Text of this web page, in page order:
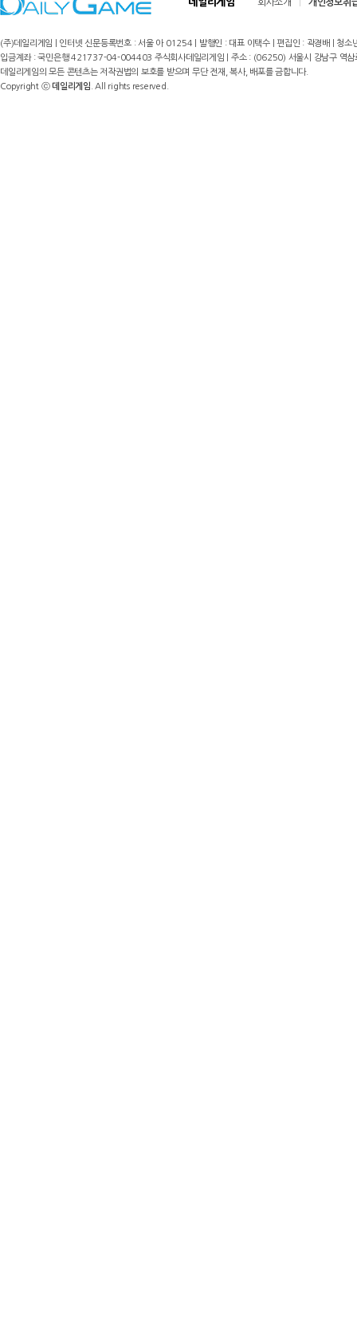
회사소개 개인정보취
(주)데일리게임 | 인터넷 신문등록번호 : 서울 아 01254 | 발행인 : 대표 이택수 | 편집인 : 곽경배 |
입금계좌 : 국민은행 421737-04-004403 주식회사데일리게임 | 주소 : (06250) 서울시 강남구
데일리게임의 모든 콘텐츠는 저작권법의 보호를 받으며 무단 전재, 복사, 배포를 금합니다.
Copyright ⓒ데일리게임 . All rights reserved.